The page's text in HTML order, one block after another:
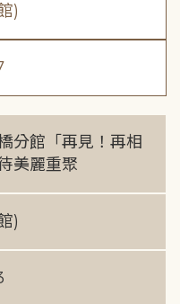
)
分館「再見！再相
美麗重聚
)